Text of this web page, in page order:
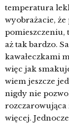
temperatura
wyobrażacie,
pomieszczeniu,
aż tak bardzo.
kawałeczkami
więc jak
wiem jeszcze
nigdy nie
rozczarowująca
więcej.